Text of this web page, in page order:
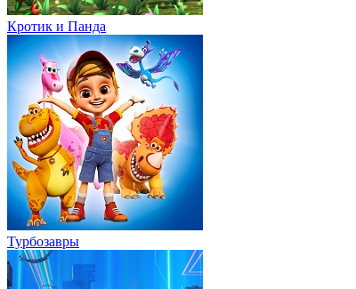
Кротик и Панда
Турбозавры